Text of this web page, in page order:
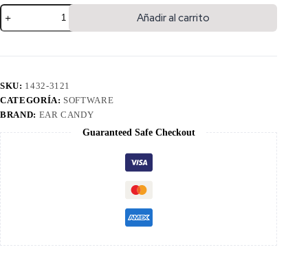
Añadir al carrito
SKU: 1432-3121
CATEGORÍA: SOFTWARE
BRAND: EAR CANDY
Guaranteed Safe Checkout